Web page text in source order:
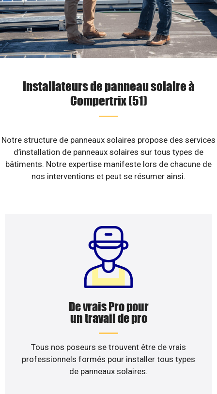
Installateurs de panneau solaire à
Compertrix (51)
Notre structure de panneaux solaires propose des services
d’installation de panneaux solaires sur tous types de
bâtiments. Notre expertise manifeste lors de chacune de
nos interventions et peut se résumer ainsi.
De vrais Pro pour
un travail de pro
Tous nos poseurs se trouvent être de vrais
professionnels formés pour installer tous types
de panneaux solaires.